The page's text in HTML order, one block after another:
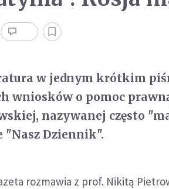
w jednym krótkim
wniosków o pomoc
nazywanej często
"Nasz Dziennik".
rozmawia z prof. Nikitą